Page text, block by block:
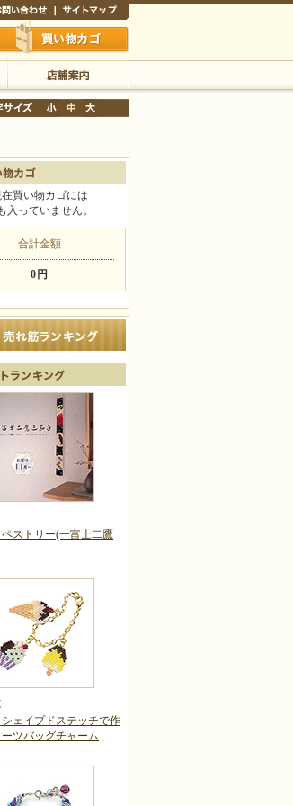
い物かご
店舗案内
買い物カゴには
入っていません。
合計金額
0円
ペストリー(一富士二鷹
ェイプドステッチで作
ツバッグチャーム